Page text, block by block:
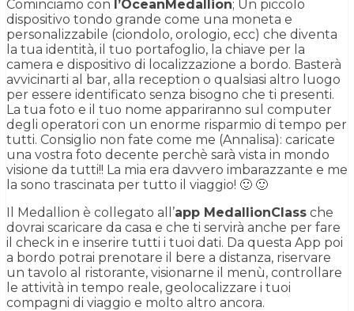
Cominciamo con l’OceanMedallion; Un piccolo
dispositivo tondo grande come una moneta e
personalizzabile (ciondolo, orologio, ecc) che diventa
la tua identità, il tuo portafoglio, la chiave per la
camera e dispositivo di localizzazione a bordo. Basterà
avvicinarti al bar, alla reception o qualsiasi altro luogo
per essere identificato senza bisogno che ti presenti.
La tua foto e il tuo nome appariranno sul computer
degli operatori con un enorme risparmio di tempo per
tutti. Consiglio non fate come me (Annalisa): caricate
una vostra foto decente perchè sarà vista in mondo
visione da tutti!! La mia era davvero imbarazzante e me
la sono trascinata per tutto il viaggio! 🙂 🙂
Il Medallion è collegato all’app MedallionClass che
dovrai scaricare da casa e che ti servirà anche per fare
il check in e inserire tutti i tuoi dati. Da questa App poi
a bordo potrai prenotare il bere a distanza, riservare
un tavolo al ristorante, visionarne il menù, controllare
le attività in tempo reale, geolocalizzare i tuoi
compagni di viaggio e molto altro ancora.